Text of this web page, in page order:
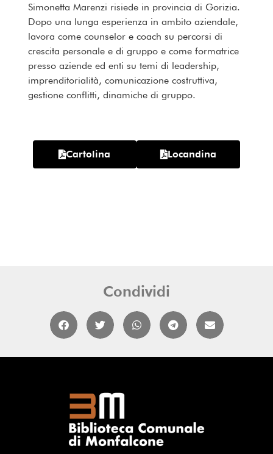
Simonetta Marenzi risiede in provincia di Gorizia.
Dopo una lunga esperienza in ambito aziendale,
lavora come counselor e coach su percorsi di
crescita personale e di gruppo e come formatrice
presso aziende ed enti su temi di leadership,
imprenditorialità, comunicazione costruttiva,
gestione conflitti, dinamiche di gruppo.
Cartolina Locandina
Condividi